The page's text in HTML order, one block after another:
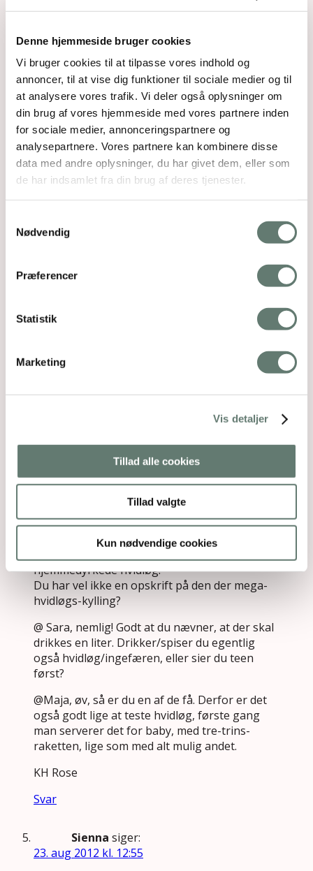
Denne hjemmeside bruger cookies
Vi bruger cookies til at tilpasse vores indhold og
annoncer, til at vise dig funktioner til sociale medier og til
at analysere vores trafik. Vi deler også oplysninger om
din brug af vores hjemmeside med vores partnere inden
for sociale medier, annonceringspartnere og
analysepartnere. Vores partnere kan kombinere disse
data med andre oplysninger, du har givet dem, eller som
de har indsamlet fra din brug af deres tjenester.
Nødvendig
Præferencer
Statistik
Marketing
Vis detaljer
Tillad alle cookies
Tillad valgte
Kun nødvendige cookies
den mindste snue:
3-4 fed hvidløg (knust/fint hakket)
2-3 cm ingefær (knust/fint hakket)
1/2 citron presset
Det hele overhældes med en liter kogende
vand og drikkes med honning i (puttes først i
når theen er drikketemperatur). Man skal
vænne sig til smagen, men en liter om dagen
ved forkølelse virker!!
Ellers så putter vi også hvidløg i alt! Bagte,
Maja
Eeelsker hvidløg. Desværre er jeg lidt følsom
ingen problem). Hvis jeg feks har spist tzatiki
eller revet et kvart fed ud på et ristet brød
stærkt til mig – og det tog lidt tid at finde ud
først…
Svar
23. aug 2012 kl. 4:35
hjemmedyrkede hvidløg.
Du har vel ikke en opskrift på den der mega-
hvidløgs-kylling?
@ Sara, nemlig! Godt at du nævner, at der skal
drikkes en liter. Drikker/spiser du egentlig
også hvidløg/ingefæren, eller sier du teen
først?
@Maja, øv, så er du en af de få. Derfor er det
også godt lige at teste hvidløg, første gang
man serverer det for baby, med tre-trins-
raketten, lige som med alt mulig andet.
KH Rose
Svar
Sienna siger:
23. aug 2012 kl. 12:55